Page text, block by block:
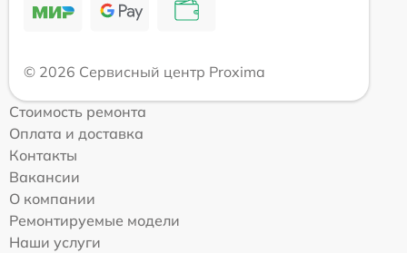
© 2026 Сервисный центр Proxima
Стоимость ремонта
Оплата и доставка
Контакты
Вакансии
О компании
Ремонтируемые модели
Наши услуги